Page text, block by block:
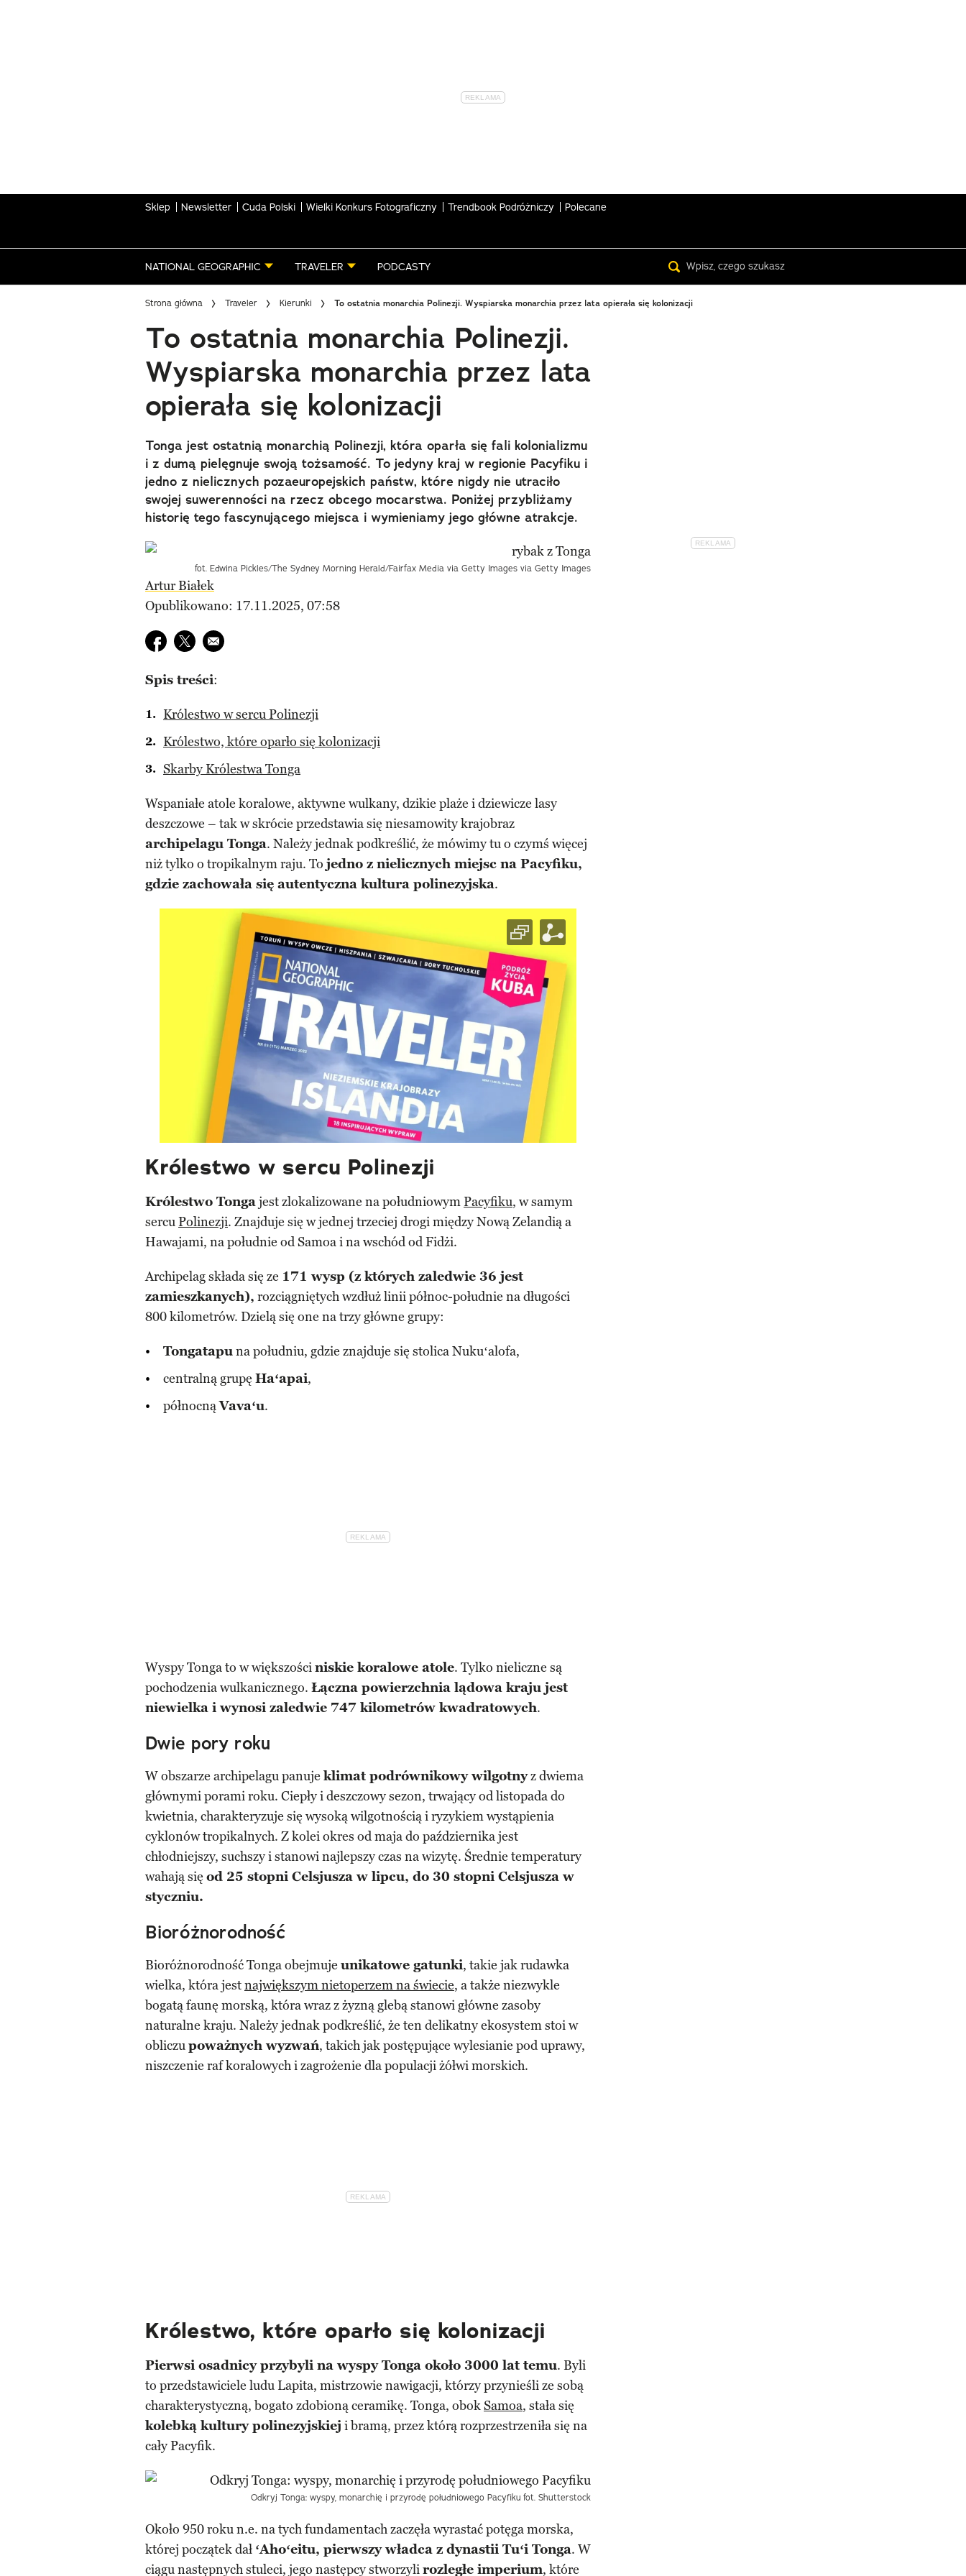
Sklep Newsletter Cuda Polski Wielki Konkurs Fotograficzny Trendbook Podróżniczy Polecane
NATIONAL GEOGRAPHIC TRAVELER PODCASTY
Strona główna Traveler Kierunki To ostatnia monarchia Polinezji. Wyspiarska monarchia przez lata opierała się kolonizacji
To ostatnia monarchia Polinezji.
Wyspiarska monarchia przez lata
opierała się kolonizacji
Tonga jest ostatnią monarchią Polinezji, która oparła się fali kolonializmu
i z dumą pielęgnuje swoją tożsamość. To jedyny kraj w regionie Pacyfiku i
jedno z nielicznych pozaeuropejskich państw, które nigdy nie utraciło
swojej suwerenności na rzecz obcego mocarstwa. Poniżej przybliżamy
historię tego fascynującego miejsca i wymieniamy jego główne atrakcje.
fot. Edwina Pickles/The Sydney Morning Herald/Fairfax Media via Getty Images via Getty Images
Artur Białek
Opublikowano: 17.11.2025, 07:58
Udostępnij na facebook
Udostępnij na twitter
E-mail do przyjaciela
Spis treści:
Królestwo w sercu Polinezji
Królestwo, które oparło się kolonizacji
Skarby Królestwa Tonga
Wspaniałe atole koralowe, aktywne wulkany, dzikie plaże i dziewicze lasy
deszczowe – tak w skrócie przedstawia się niesamowity krajobraz
archipelagu Tonga. Należy jednak podkreślić, że mówimy tu o czymś więcej
niż tylko o tropikalnym raju. To jedno z nielicznych miejsc na Pacyfiku,
gdzie zachowała się autentyczna kultura polinezyjska.
Królestwo w sercu Polinezji
Królestwo Tongajest zlokalizowane na południowymPacyfiku, w samym
sercuPolinezji. Znajduje się w jednej trzeciej drogi między Nową Zelandią a
Hawajami, na południe od Samoa i na wschód od Fidżi.
Archipelag składa się ze 171 wysp (z których zaledwie 36 jest
zamieszkanych), rozciągniętych wzdłuż linii północ-południe na długości
800 kilometrów. Dzielą się one na trzy główne grupy:
Tongatapuna południu, gdzie znajduje się stolica Nukuʻalofa,
centralną grupę Haʻapai,
północnąVavaʻu.
Wyspy Tonga to w większościniskie koralowe atole. Tylko nieliczne są
pochodzenia wulkanicznego. Łączna powierzchnia lądowa kraju jest
niewielka i wynosi zaledwie 747 kilometrów kwadratowych.
Dwie pory roku
W obszarze archipelagu panuje klimat podrównikowy wilgotnyz dwiema
głównymi porami roku. Ciepły i deszczowy sezon, trwający od listopada do
kwietnia, charakteryzuje się wysoką wilgotnością i ryzykiem wystąpienia
cyklonów tropikalnych. Z kolei okres od maja do października jest
chłodniejszy, suchszy i stanowi najlepszy czas na wizytę. Średnie temperatury
wahają się od 25 stopni Celsjusza w lipcu, do 30 stopni Celsjusza w
styczniu.
Bioróżnorodność
Bioróżnorodność Tonga obejmuje unikatowe gatunki, takie jak rudawka
wielka, która jestnajwiększym nietoperzem na świecie, a także niezwykle
bogatą faunę morską, która wraz z żyzną glebą stanowi główne zasoby
naturalne kraju. Należy jednak podkreślić, że ten delikatny ekosystem stoi w
obliczupoważnych wyzwań, takich jak postępujące wylesianie pod uprawy,
niszczenie raf koralowych i zagrożenie dla populacji żółwi morskich.
Królestwo, które oparło się kolonizacji
Pierwsi osadnicy przybyli na wyspy Tonga około 3000 lat temu. Byli
to przedstawiciele ludu Lapita, mistrzowie nawigacji, którzy przynieśli ze sobą
charakterystyczną, bogato zdobioną ceramikę. Tonga, obokSamoa, stała się
kolebką kultury polinezyjskiej i bramą, przez którą rozprzestrzeniła się na
cały Pacyfik.
Odkryj Tonga: wyspy, monarchię i przyrodę południowego Pacyfiku fot. Shutterstock
Około 950 roku n.e. na tych fundamentach zaczęła wyrastać potęga morska,
której początek dał ʻAhoʻeitu, pierwszy władca z dynastii Tuʻi Tonga. W
ciągu następnych stuleci, jego następcy stworzylirozległe imperium, które